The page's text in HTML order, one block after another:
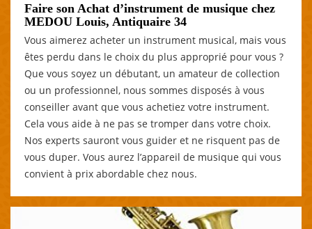
Faire son Achat d’instrument de musique chez
MEDOU Louis, Antiquaire 34
Vous aimerez acheter un instrument musical, mais vous
êtes perdu dans le choix du plus approprié pour vous ?
Que vous soyez un débutant, un amateur de collection
ou un professionnel, nous sommes disposés à vous
conseiller avant que vous achetiez votre instrument.
Cela vous aide à ne pas se tromper dans votre choix.
Nos experts sauront vous guider et ne risquent pas de
vous duper. Vous aurez l’appareil de musique qui vous
convient à prix abordable chez nous.